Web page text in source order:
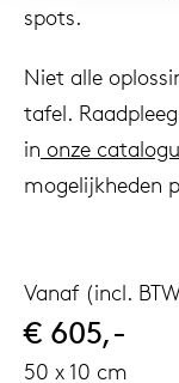
spots.
Niet alle
tafel.
in onze
mogelijkheden
Vanaf (incl.
€ 605,-
50 x 10 cm